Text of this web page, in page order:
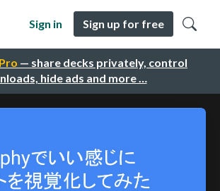
— share decks privately, control
hide ads and more …
Sign in Sign up for free